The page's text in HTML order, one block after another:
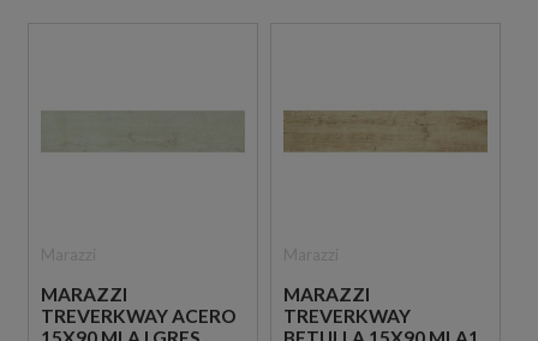
MARAZZI
TREVERKWAY ACERO
MARAZZI
TREVERKWAY